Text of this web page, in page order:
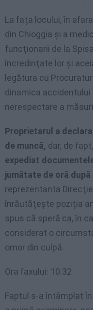
La faţa locului, în
din Chioggia şi a
funcţionarii de la
încredinţate lor şi
legătura cu
dinamica
nerespectare a
Proprietarul a
de muncă, dar, de fapt,
expediat
jumătate de oră după
reprezentanta
înrăutăţeşte poziţia
spus că speră ca, în
considerat o
omor din culpă.
Ora faxului: 10.32
Faptul s-a întâmplat